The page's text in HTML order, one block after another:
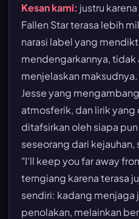
Kesan kami: justru
Fallen Star terasa lebih
narasi label yang
mendengarkannya, tidak
menjelaskan
Jesse yang
atmosferik, dan lirik
ditafsirkan oleh siapa
seseorang dari
"I'll keep you far away
terngiang karena terasa
sendiri: kadang menjaga
penolakan, melainkan